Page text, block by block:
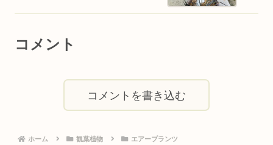
コメント
コメントを書き込む
ホーム 観葉植物 エアープランツ